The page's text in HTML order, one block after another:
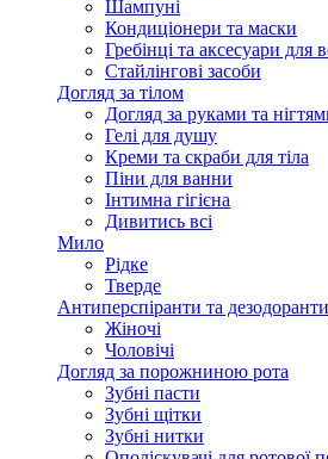
Шампуні
Кондиціонери та маски
Гребінці та аксесуари для
Стайлінгові засоби
Догляд за тілом
Догляд за руками та
Гелі для душу
Креми та скраби для тіла
Піни для ванни
Інтимна гігієна
Дивитись всі
Мило
Рідке
Тверде
Антиперспіранти та дезодоранти
Жіночі
Чоловічі
Догляд за порожниною рота
Зубні пасти
Зубні щітки
Зубні нитки